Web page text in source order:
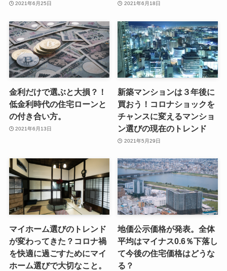
2021年6月25日 2021年6月18日
金利だけで選ぶと大損？！
低金利時代の住宅ローンと
の付き合い方。
2021年6月13日
新築マンションは３年後に
買おう！コロナショックを
チャンスに変えるマンショ
ン選びの現在のトレンド
2021年5月29日
マイホーム選びのトレンド
が変わってきた？コロナ禍
を快適に過ごすためにマイ
ホーム選びで大切なこと。
地価公示価格が発表。全体
平均はマイナス0.6％下落し
て今後の住宅価格はどうな
る？